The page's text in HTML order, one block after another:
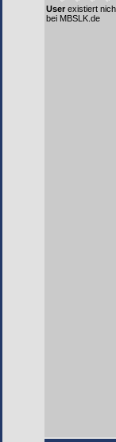
User existiert
bei MBSLK.de